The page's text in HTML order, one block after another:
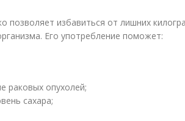
позволяет избавиться от лишних
Его употребление поможет:
раковых опухолей;
сахара;